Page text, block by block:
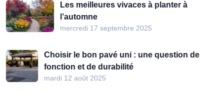
Les meilleures vivaces à planter à
l’automne
mercredi 17 septembre 2025
Choisir le bon pavé uni : une question de
fonction et de durabilité
mardi 12 août 2025